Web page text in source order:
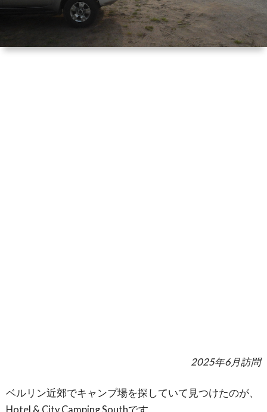
2025年6月訪問
ベルリン近郊でキャンプ場を探していて見つけたのが、
Hotel & City Camping Southです。